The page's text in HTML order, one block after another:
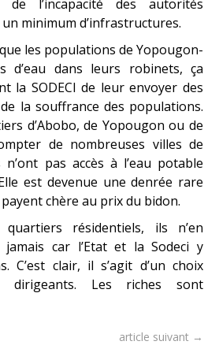
l’incapacité des autorités
minimum d’infrastructures.
les populations de Yopougon-
d’eau dans leurs robinets, ça
la SODECI de leur envoyer des
la souffrance des populations.
d’Abobo, de Yopougon ou de
de nombreuses villes de
pas accès à l’eau potable
est devenue une denrée rare
chère au prix du bidon.
résidentiels, ils n’en
jamais car l’Etat et la Sodeci y
C’est clair, il s’agit d’un choix
dirigeants. Les riches sont
article suivant →